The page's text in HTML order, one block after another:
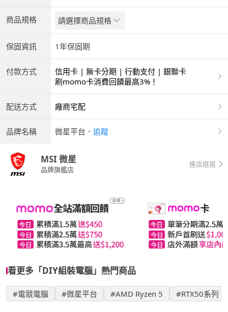
商品規格 請選擇商品規格
保固資訊 1年保固期
付款方式
信用卡 | 無卡分期 | 行動支付 | 銀聯卡
刷momo卡消費回饋最高3%！
配送方式 廠商宅配
品牌名稱 微星平台 ． 追蹤
MSI 微星
品牌旗艦店
進店逛逛
看更多「DIY組裝電腦」熱門商品
#電競電腦 #微星平台 #AMD Ryzen 5 #RTX50系列